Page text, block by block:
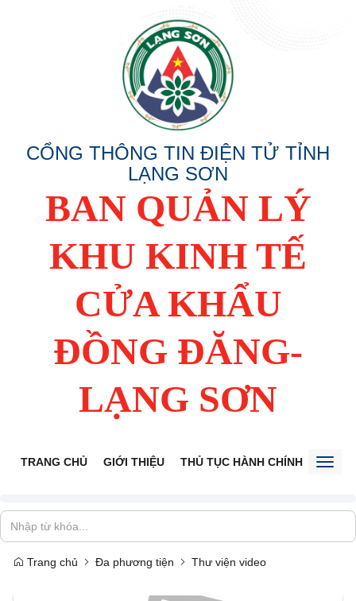
CỔNG THÔNG TIN ĐIỆN TỬ TỈNH
LẠNG SƠN
BAN QUẢN LÝ
KHU KINH TẾ
CỬA KHẨU
ĐỒNG ĐĂNG-
LẠNG SƠN
TRANG CHỦ GIỚI THIỆU THỦ TỤC HÀNH CHÍNH TIẾP
Trang chủ Đa phương tiện Thư viện video